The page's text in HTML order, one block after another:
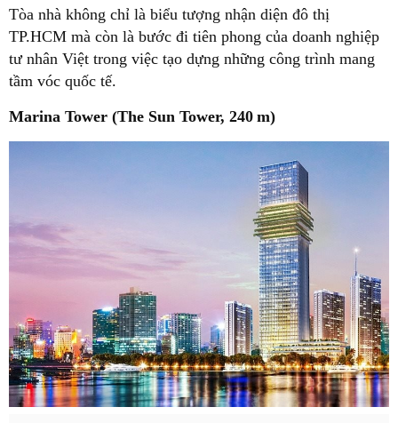
Tòa nhà không chỉ là biểu tượng nhận diện đô thị
TP.HCM mà còn là bước đi tiên phong của doanh nghiệp
tư nhân Việt trong việc tạo dựng những công trình mang
tầm vóc quốc tế.
Marina Tower ( The Sun Tower, 240 m)